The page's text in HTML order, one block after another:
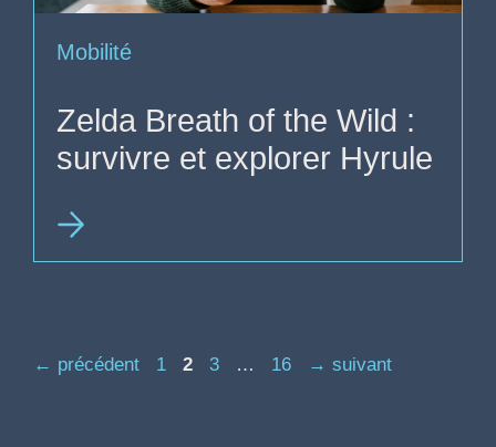
Mobilité
Zelda Breath of the Wild :
survivre et explorer Hyrule
← précédent Page
1 Page
2 Page
3 … Page
16 → suivant